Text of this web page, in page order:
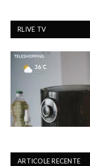
RLIVE TV
ARTICOLE RECENTE